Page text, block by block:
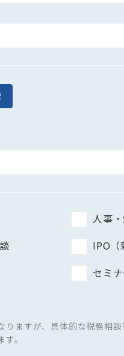
人事
IPO（
セミ
ますが、具体的な税務相談
。